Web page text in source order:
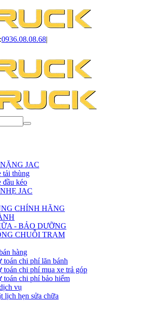
0936.08.08.68|
JAC
tải thùng
đầu kéo
JAC
CHÍNH HÃNG
- BẢO DƯỠNG
CHUỖI TRẠM
hàng
toán chi phí lăn bánh
toán chi phí mua xe trả góp
toán chi phí bảo hiểm
vụ
lịch hẹn sửa chữa